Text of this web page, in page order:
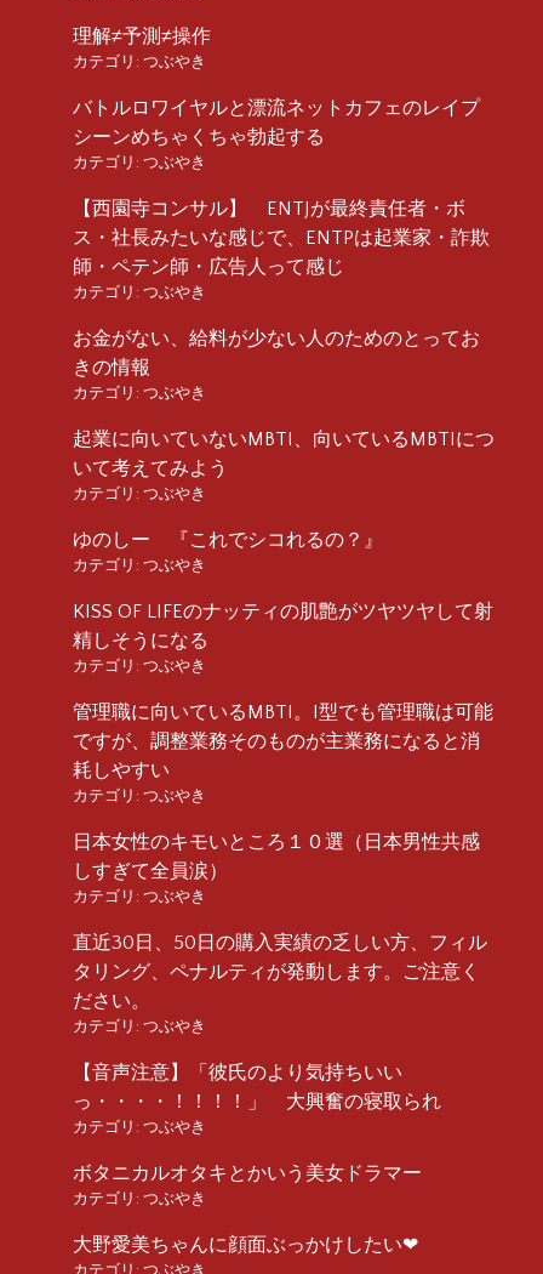
理解≠予測≠操作
カテゴリ: つぶやき
バトルロワイヤルと漂流ネットカフェのレイプ
シーンめちゃくちゃ勃起する
カテゴリ: つぶやき
【西園寺コンサル】 ENTJが最終責任者・ボ
ス・社長みたいな感じで、ENTPは起業家・詐欺
師・ペテン師・広告人って感じ
カテゴリ: つぶやき
お金がない、給料が少ない人のためのとってお
きの情報
カテゴリ: つぶやき
起業に向いていないMBTI、向いているMBTIにつ
いて考えてみよう
カテゴリ: つぶやき
ゆのしー 『これでシコれるの？』
カテゴリ: つぶやき
KISS OF LIFEのナッティの肌艶がツヤツヤして射
精しそうになる
カテゴリ: つぶやき
管理職に向いているMBTI。I型でも管理職は可能
ですが、調整業務そのものが主業務になると消
耗しやすい
カテゴリ: つぶやき
日本女性のキモいところ１０選（日本男性共感
しすぎて全員涙）
カテゴリ: つぶやき
直近30日、50日の購入実績の乏しい方、フィル
タリング、ペナルティが発動します。ご注意く
ださい。
カテゴリ: つぶやき
【音声注意】「彼氏のより気持ちいい
っ・・・・！！！！」 大興奮の寝取られ
カテゴリ: つぶやき
ボタニカルオタキとかいう美女ドラマー
カテゴリ: つぶやき
大野愛美ちゃんに顔面ぶっかけしたい❤︎
カテゴリ: つぶやき